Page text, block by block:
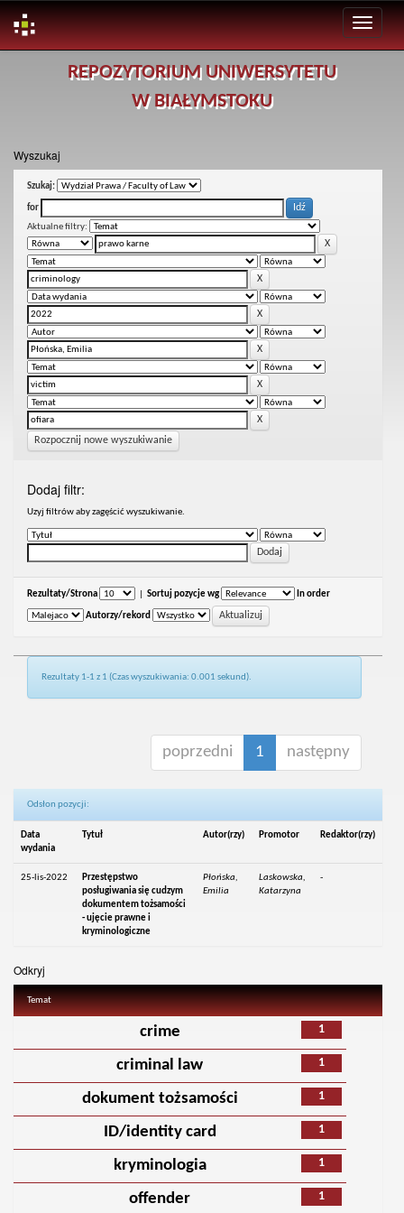
REPOZYTORIUM UNIWERSYTETU
W BIAŁYMSTOKU
Wyszukaj
Szukaj:
for
Aktualne filtry:
Rozpocznij nowe wyszukiwanie
Dodaj filtr:
Uzyj filtrów aby zagęścić wyszukiwanie.
Rezultaty/Strona Sortuj pozycje wg In order
Autorzy/rekord
Rezultaty 1-1 z 1 (Czas wyszukiwania: 0.001 sekund).
poprzedni 1 następny
Odsłon pozycji:
Data
wydania
Tytuł Autor(rzy) Promotor Redaktor(rzy)
25-lis-2022
Przestępstwo
posługiwania się cudzym
dokumentem tożsamości
- ujęcie prawne i
kryminologiczne
Płońska,
Emilia
Laskowska,
Katarzyna
-
Odkryj
Temat
1
crime
1
criminal law
1
dokument tożsamości
1
ID/identity card
1
kryminologia
1
offender